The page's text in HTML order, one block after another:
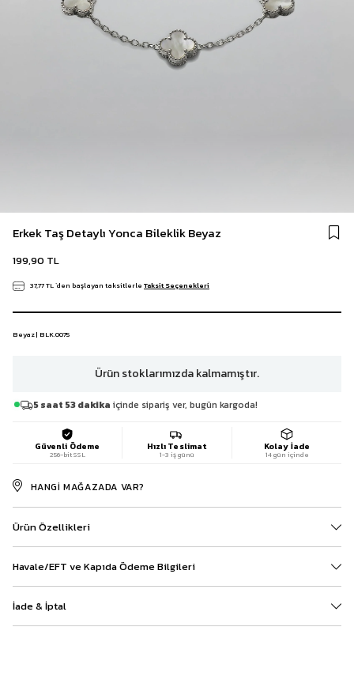
Erkek Taş Detaylı Yonca Bileklik Beyaz
199,90 TL
37,77 TL`den başlayan taksitlerle Taksit Seçenekleri
Beyaz | BLK.0075
Ürün stoklarımızda kalmamıştır.
5 saat 53 dakika içinde sipariş ver, bugün kargoda!
Güvenli Ödeme
256-bit SSL
Hızlı Teslimat
1-3 iş günü
Kolay İade
14 gün içinde
HANGI MAĞAZADA VAR?
Ürün Özellikleri
Havale/EFT ve Kapıda Ödeme Bilgileri
İade & İptal